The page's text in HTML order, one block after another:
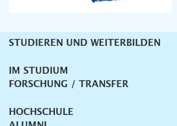
Unternavigation
STUDIEREN UND WEITERBILDEN
IM STUDIUM
FORSCHUNG / TRANSFER
HOCHSCHULE